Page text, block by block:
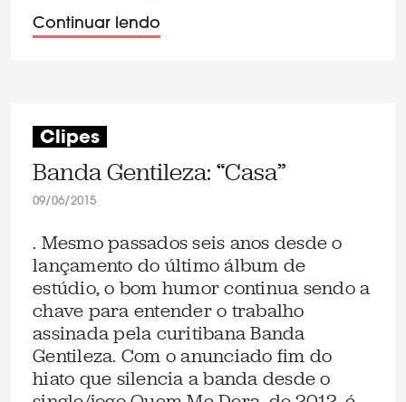
Continuar lendo
Clipes
Banda Gentileza: “Casa”
09/06/2015
. Mesmo passados seis anos desde o
lançamento do último álbum de
estúdio, o bom humor continua sendo a
chave para entender o trabalho
assinada pela curitibana Banda
Gentileza. Com o anunciado fim do
hiato que silencia a banda desde o